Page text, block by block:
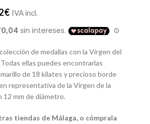
€ IVA incl.
de medallas con la Virgen del
ellas puedes encontrarlas
de 18 kilates y precioso borde
representativa de la Virgen de la
12 mm de diámetro.
tiendas de Málaga, o cómprala